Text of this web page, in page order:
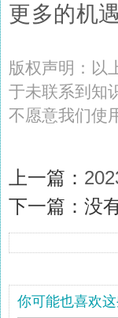
更多的机
版权声明：以
于未联系到知
不愿意我们使
上一篇：
下一篇：没
你可能也喜欢